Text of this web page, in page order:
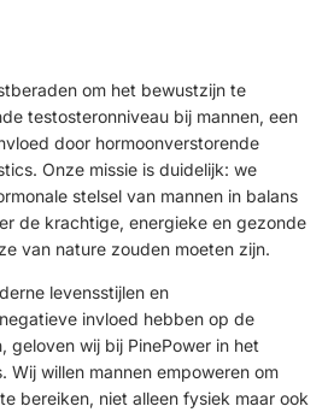
om het bewustzijn te
testosteronniveau bij mannen, een
door hormoonverstorende
Onze missie is duidelijk: we
stelsel van mannen in balans
de krachtige, energieke en gezonde
van nature zouden moeten zijn.
levensstijlen en
invloed hebben op de
geloven wij bij PinePower in het
Wij willen mannen empoweren om
bereiken, niet alleen fysiek maar ook